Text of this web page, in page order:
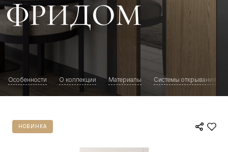
ФРИДОМ
Особенности О коллекции Материалы Системы открывания
НОВИНКА